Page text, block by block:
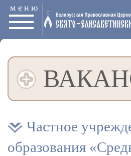
меню
Частное
образования